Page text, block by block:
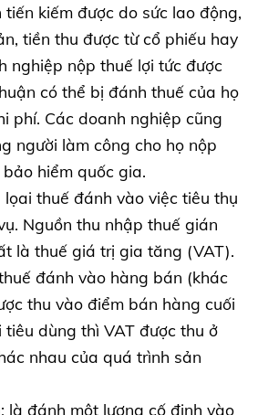
kiếm được do sức lao động,
tiền thu được từ cổ phiếu hay
nghiệp nộp thuế lợi tức được
có thể bị đánh thuế của họ
phí. Các doanh nghiệp cũng
người làm công cho họ nộp
hiểm quốc gia.
thuế đánh vào việc tiêu thụ
Nguồn thu nhập thuế gián
là thuế giá trị gia tăng (VAT).
đánh vào hàng bán (khác
thu vào điểm bán hàng cuối
tiêu dùng thì VAT được thu ở
nhau của quá trình sản
là đánh một lượng cố định vào